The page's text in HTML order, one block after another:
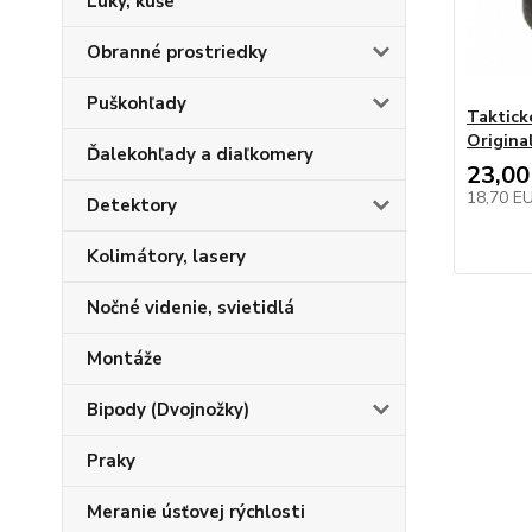
Obranné prostriedky
Puškohľady
Ďalekohľady a diaľkomery
Detektory
Kolimátory, lasery
Nočné videnie, svietidlá
Montáže
Bipody (Dvojnožky)
Praky
Meranie úsťovej rýchlosti
18,70